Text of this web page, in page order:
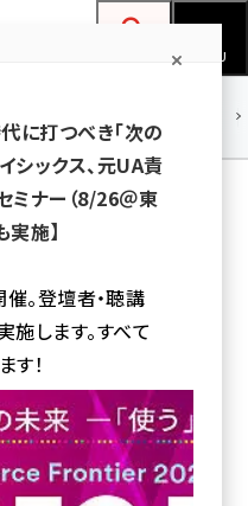
担当者フォーラム
MENU
る記事の一覧
解体し
ームを組み入れることで全社売
に打つべき「次の
シックス、元UA責
ミナー（8/26＠東
実施】
催。登壇者・聴講
します。すべて
！